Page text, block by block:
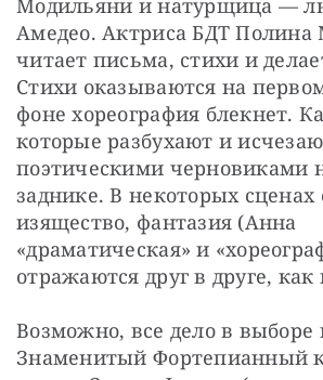
Амедео. Актриса БДТ Полина
читает письма, стихи и
Стихи оказываются на
фоне хореография блекнет.
которые разбухают и
поэтическими черновиками
заднике. В некоторых сценах
изящество, фантазия (Анна
«драматическая» и
отражаются друг в друге, как
Возможно, все дело в выборе
Знаменитый Фортепианный